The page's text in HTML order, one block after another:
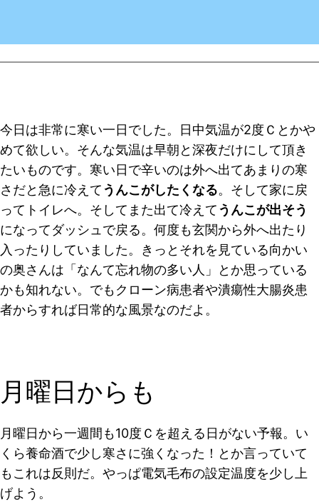
今日は非常に寒い一日でした。日中気温が2度Ｃとかや
めて欲しい。そんな気温は早朝と深夜だけにして頂き
たいものです。寒い日で辛いのは外へ出てあまりの寒
さだと急に冷えてうんこがしたくなる。そして家に戻
ってトイレへ。そしてまた出て冷えてうんこが出そう
になってダッシュで戻る。何度も玄関から外へ出たり
入ったりしていました。きっとそれを見ている向かい
の奥さんは「なんて忘れ物の多い人」とか思っている
かも知れない。でもクローン病患者や潰瘍性大腸炎患
者からすれば日常的な風景なのだよ。
月曜日からも
月曜日から一週間も10度Ｃを超える日がない予報。い
くら養命酒で少し寒さに強くなった！とか言っていて
もこれは反則だ。やっぱ電気毛布の設定温度を少し上
げよう。